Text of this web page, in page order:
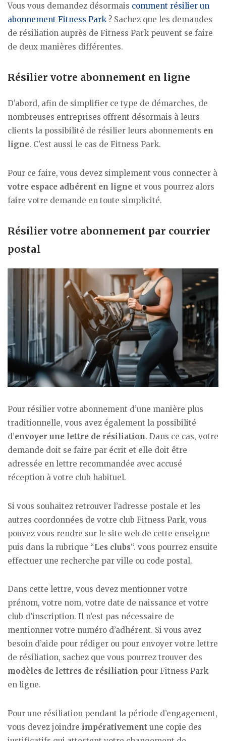
Vous vous demandez désormais comment résilier un
abonnement Fitness Park ? Sachez que les demandes
de résiliation auprès de Fitness Park peuvent se faire
de deux manières différentes.
Résilier votre abonnement en ligne
D’abord, afin de simplifier ce type de démarches, de
nombreuses entreprises offrent désormais à leurs
clients la possibilité de résilier leurs abonnements en
ligne. C’est aussi le cas de Fitness Park.
Pour ce faire, vous devez simplement vous connecter à
votre espace adhérent en ligne et vous pourrez alors
faire votre demande en toute simplicité.
Résilier votre abonnement par courrier
postal
Pour résilier votre abonnement d’une manière plus
traditionnelle, vous avez également la possibilité
d’envoyer une lettre de résiliation. Dans ce cas, votre
demande doit se faire par écrit et elle doit être
adressée en lettre recommandée avec accusé
réception à votre club habituel.
Si vous souhaitez retrouver l’adresse postale et les
autres coordonnées de votre club Fitness Park, vous
pouvez vous rendre sur le site web de cette enseigne
puis dans la rubrique “Les clubs“. vous pourrez ensuite
effectuer une recherche par ville ou code postal.
Dans cette lettre, vous devez mentionner votre
prénom, votre nom, votre date de naissance et votre
club d’inscription. Il n’est pas nécessaire de
mentionner votre numéro d’adhérent. Si vous avez
besoin d’aide pour rédiger ou pour envoyer votre lettre
de résiliation, sachez que vous pourrez trouver des
modèles de lettres de résiliation pour Fitness Park
en ligne.
Pour une résiliation pendant la période d’engagement,
vous devez joindre impérativement une copie des